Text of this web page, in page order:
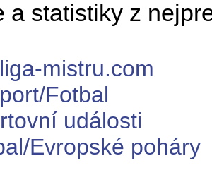
a statistiky z
mistru.com
Fotbal
události
Evropské poháry